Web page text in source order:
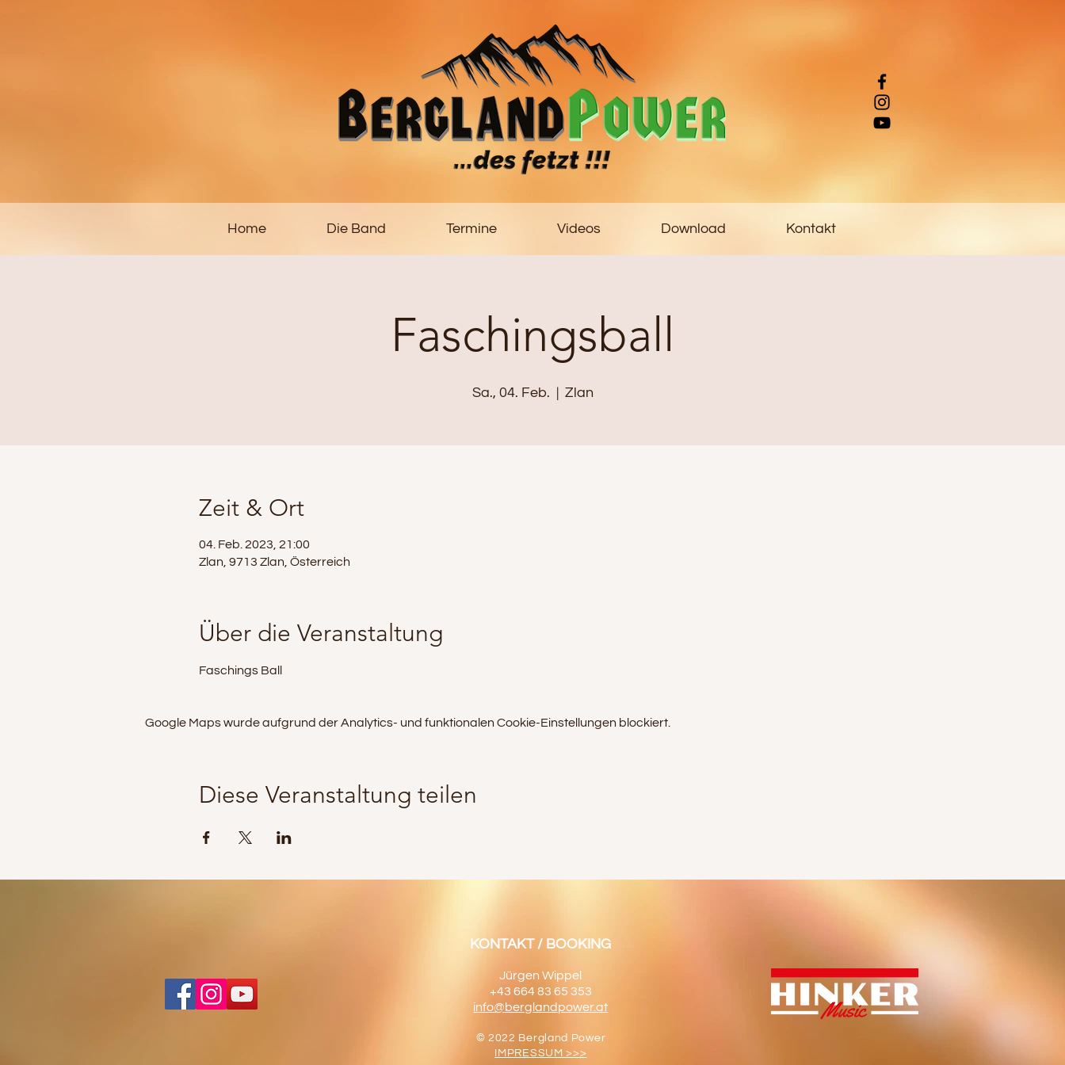
Home Die Band Termine Videos Download Kontakt
Faschingsball
Sa., 04. Feb.
  |
Zlan
Zeit & Ort
04. Feb. 2023, 21:00
Zlan, 9713 Zlan, Österreich
Über die Veranstaltung
Faschings Ball
Google Maps wurde aufgrund der Analytics- und funktionalen Cookie-Einstellungen blockiert.
Diese Veranstaltung teilen
KONTAKT / BOOKING
Jürgen Wippel
+43 664 83 65 353
info@berglandpower.at
© 2022 Bergland Power
IMPRESSUM >>>